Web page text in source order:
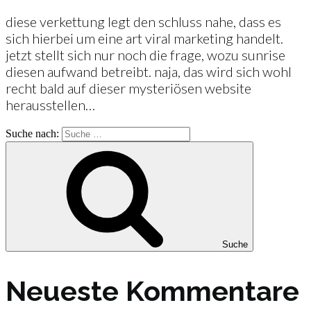
diese verkettung legt den schluss nahe, dass es
sich hierbei um eine art viral marketing handelt.
jetzt stellt sich nur noch die frage, wozu sunrise
diesen aufwand betreibt. naja, das wird sich wohl
recht bald auf dieser mysteriösen website
herausstellen…
Suche nach:
Suche
Neueste Kommentare